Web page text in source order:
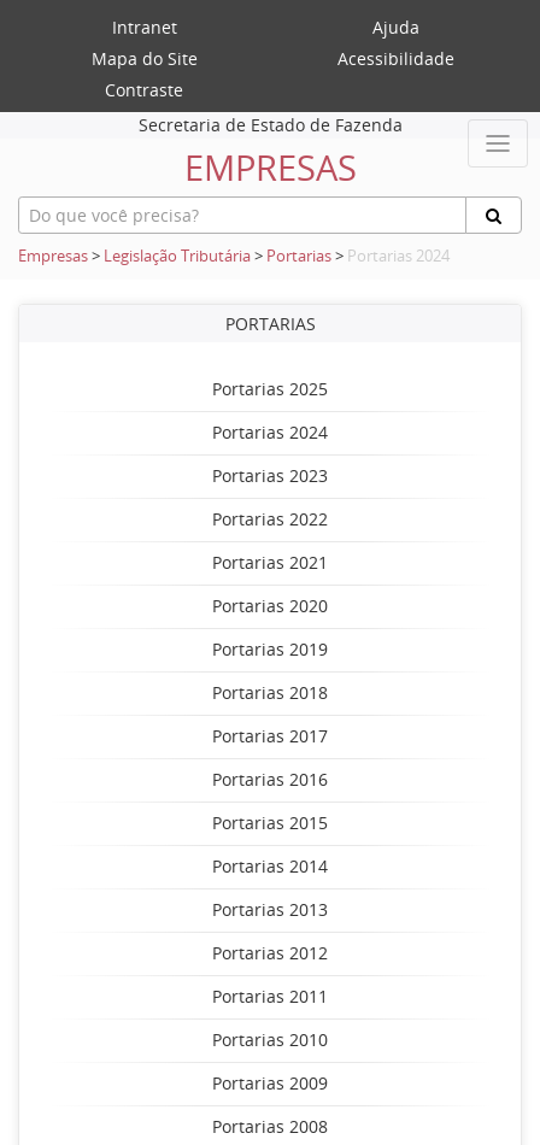
Intranet
Ajuda
Mapa do Site
Acessibilidade
Contraste
Secretaria de Estado de Fazenda
EMPRESAS
Empresas> Legislação Tributária> Portarias> Portarias 2024
PORTARIAS
Portarias 2025
Portarias 2024
Portarias 2023
Portarias 2022
Portarias 2021
Portarias 2020
Portarias 2019
Portarias 2018
Portarias 2017
Portarias 2016
Portarias 2015
Portarias 2014
Portarias 2013
Portarias 2012
Portarias 2011
Portarias 2010
Portarias 2009
Portarias 2008